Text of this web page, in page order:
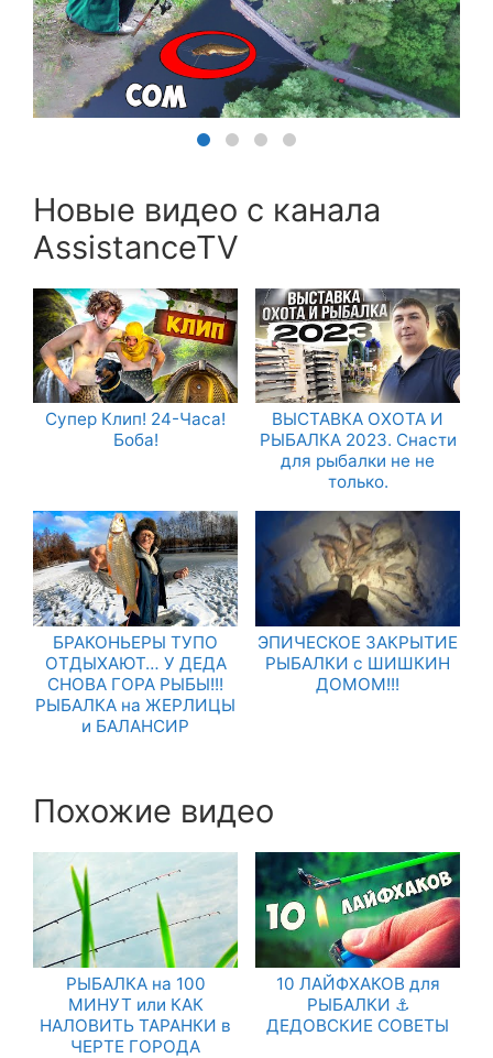
Новые видео с канала
AssistanceTV
Супер Клип! 24-Часа!
Боба!
ВЫСТАВКА ОХОТА И
РЫБАЛКА 2023. Снасти
для рыбалки не не
только.
БРАКОНЬЕРЫ ТУПО
ОТДЫХАЮТ… У ДЕДА
СНОВА ГОРА РЫБЫ!!!
РЫБАЛКА на ЖЕРЛИЦЫ
и БАЛАНСИР
ЭПИЧЕСКОЕ ЗАКРЫТИЕ
РЫБАЛКИ с ШИШКИН
ДОМОМ!!!
Похожие видео
РЫБАЛКА на 100
МИНУТ или КАК
НАЛОВИТЬ ТАРАНКИ в
ЧЕРТЕ ГОРОДА
10 ЛАЙФХАКОВ для
РЫБАЛКИ ⚓
ДЕДОВСКИЕ СОВЕТЫ